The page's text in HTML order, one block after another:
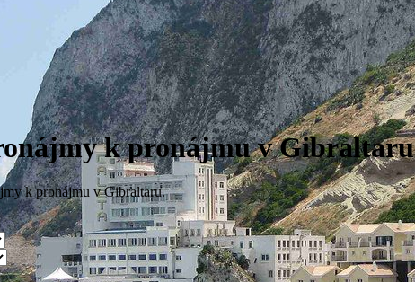
k pronájmu v Gibraltaru
k pronájmu v Gibraltaru.